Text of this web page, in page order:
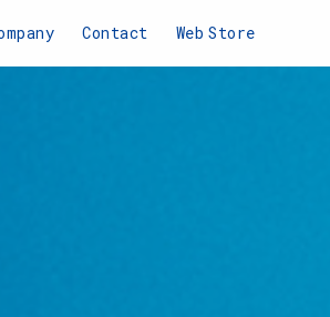
Contact Web Store